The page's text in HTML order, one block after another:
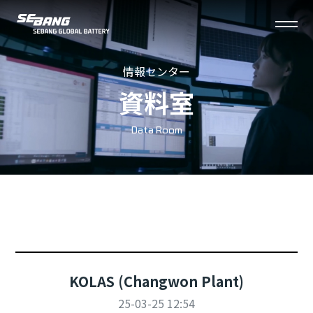
세
방
체
메
뉴
情報センター
資料室
Data Room
KOLAS (Changwon Plant)
25-03-25 12:54